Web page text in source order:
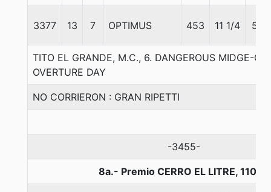
3377 13 7 OPTIMUS 453 11 1/4 56
TITO EL GRANDE, M.C., 6. DANGEROUS MIDGE-
OVERTURE DAY
NO CORRIERON : GRAN RIPETTI
-3455-
8a.- Premio CERRO EL LITRE, 1100